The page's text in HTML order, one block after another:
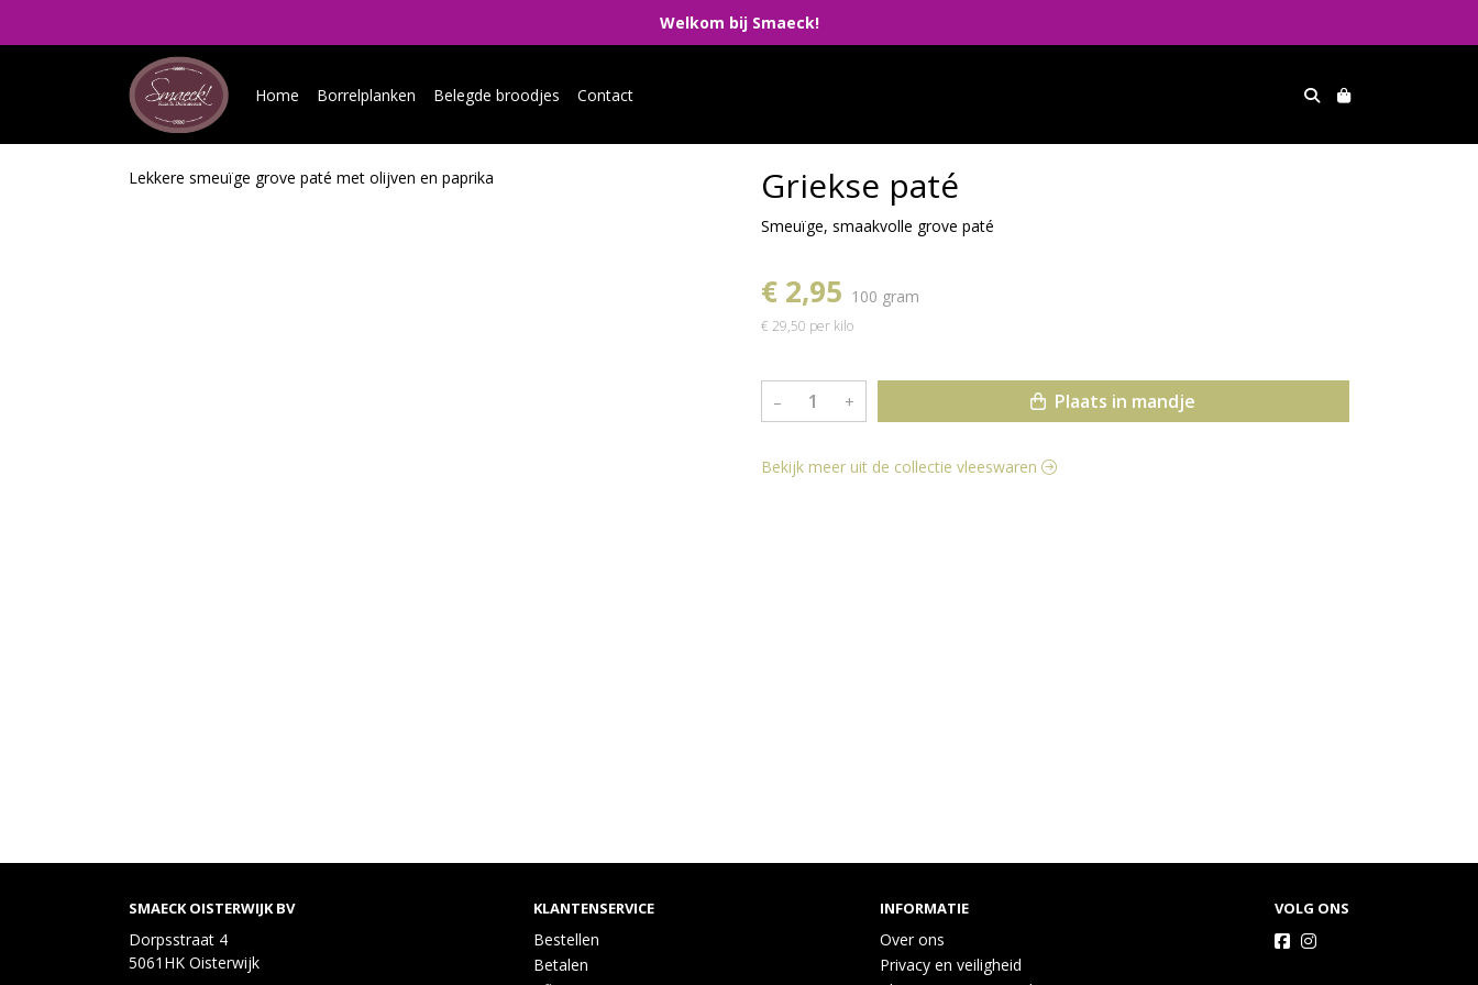
Welkom bij Smaeck!
Home Borrelplanken Belegde broodjes Contact
Lekkere smeuïge grove paté met olijven en paprika Griekse paté
Smeuïge, smaakvolle grove paté
€ 2,95 100 gram
€ 29,50 per kilo
– + Plaats in mandje
Bekijk meer uit de collectie vleeswaren
SMAECK OISTERWIJK BV
Dorpsstraat 4
5061HK Oisterwijk
KLANTENSERVICE
Bestellen
Betalen
INFORMATIE
Over ons
Privacy en veiligheid
VOLG ONS